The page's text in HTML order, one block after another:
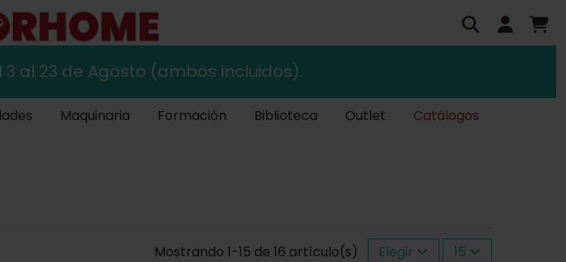
3 al 23 de Agosto (ambos incluidos).
Maquinaria Formación Biblioteca Outlet Catálogos
Mostrando 1-15 de 16 artículo(s) Elegir 15